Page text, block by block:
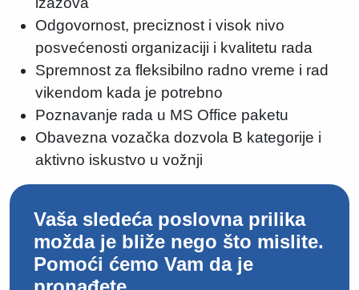
Odgovornost, preciznost i visok nivo
posvećenosti organizaciji i kvalitetu rada
Spremnost za fleksibilno radno vreme i rad
vikendom kada je potrebno
Poznavanje rada u MS Office paketu
Obavezna vozačka dozvola B kategorije i
aktivno iskustvo u vožnji
Vaša sledeća poslovna prilika
možda je bliže nego što mislite.
Pomoći ćemo Vam da je